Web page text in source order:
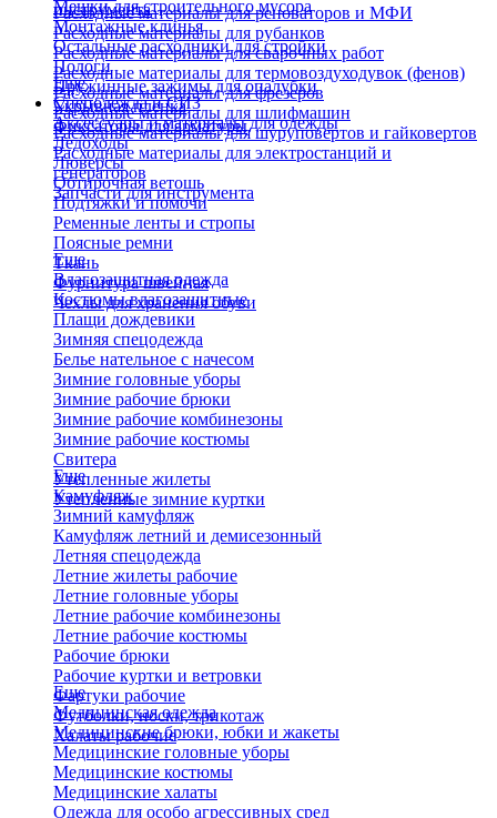
Расходные материалы для реноваторов и МФИ
Расходные материалы для рубанков
Расходные материалы для сварочных работ
Расходные материалы для термовоздуходувок (фенов)
Расходные материалы для фрезеров
Расходные материалы для шлифмашин
Расходные материалы для шуруповертов и гайковертов
Расходные материалы для электростанций и
генераторов
Запчасти для инструмента
инструмента
Мешки для строительного мусора
Монтажные клинья
Остальные расходники для стройки
Пологи
Пружинные зажимы для опалубки
Укрывная пленка
Фиксаторы для арматуры
Еще
Спецодежда и СИЗ
Аксессуары и материалы для одежды
Ледоходы
Люверсы
Обтирочная ветошь
Подтяжки и помочи
Ременные ленты и стропы
Поясные ремни
Ткань
Фурнитура швейная
Чехлы для хранения обуви
Еще
Влагозащитная одежда
Костюмы влагозащитные
Плащи дождевики
Зимняя спецодежда
Белье нательное с начесом
Зимние головные уборы
Зимние рабочие брюки
Зимние рабочие комбинезоны
Зимние рабочие костюмы
Свитера
Утепленные жилеты
Утепленные зимние куртки
Еще
Камуфляж
Зимний камуфляж
Камуфляж летний и демисезонный
Летняя спецодежда
Летние жилеты рабочие
Летние головные уборы
Летние рабочие комбинезоны
Летние рабочие костюмы
Рабочие брюки
Рабочие куртки и ветровки
Фартуки рабочие
Футболки, носки, трикотаж
Халаты рабочие
Еще
Медицинская одежда
Медицинские брюки, юбки и жакеты
Медицинские головные уборы
Медицинские костюмы
Медицинские халаты
Одежда для особо агрессивных сред